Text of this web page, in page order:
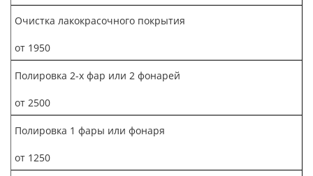
Очистка лакокрасочного покрытия
от 1950
Полировка 2-х фар или 2 фонарей
от 2500
Полировка 1 фары или фонаря
от 1250